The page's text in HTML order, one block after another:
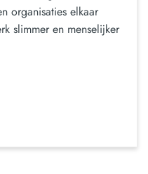
organisaties elkaar
slimmer en menselijker